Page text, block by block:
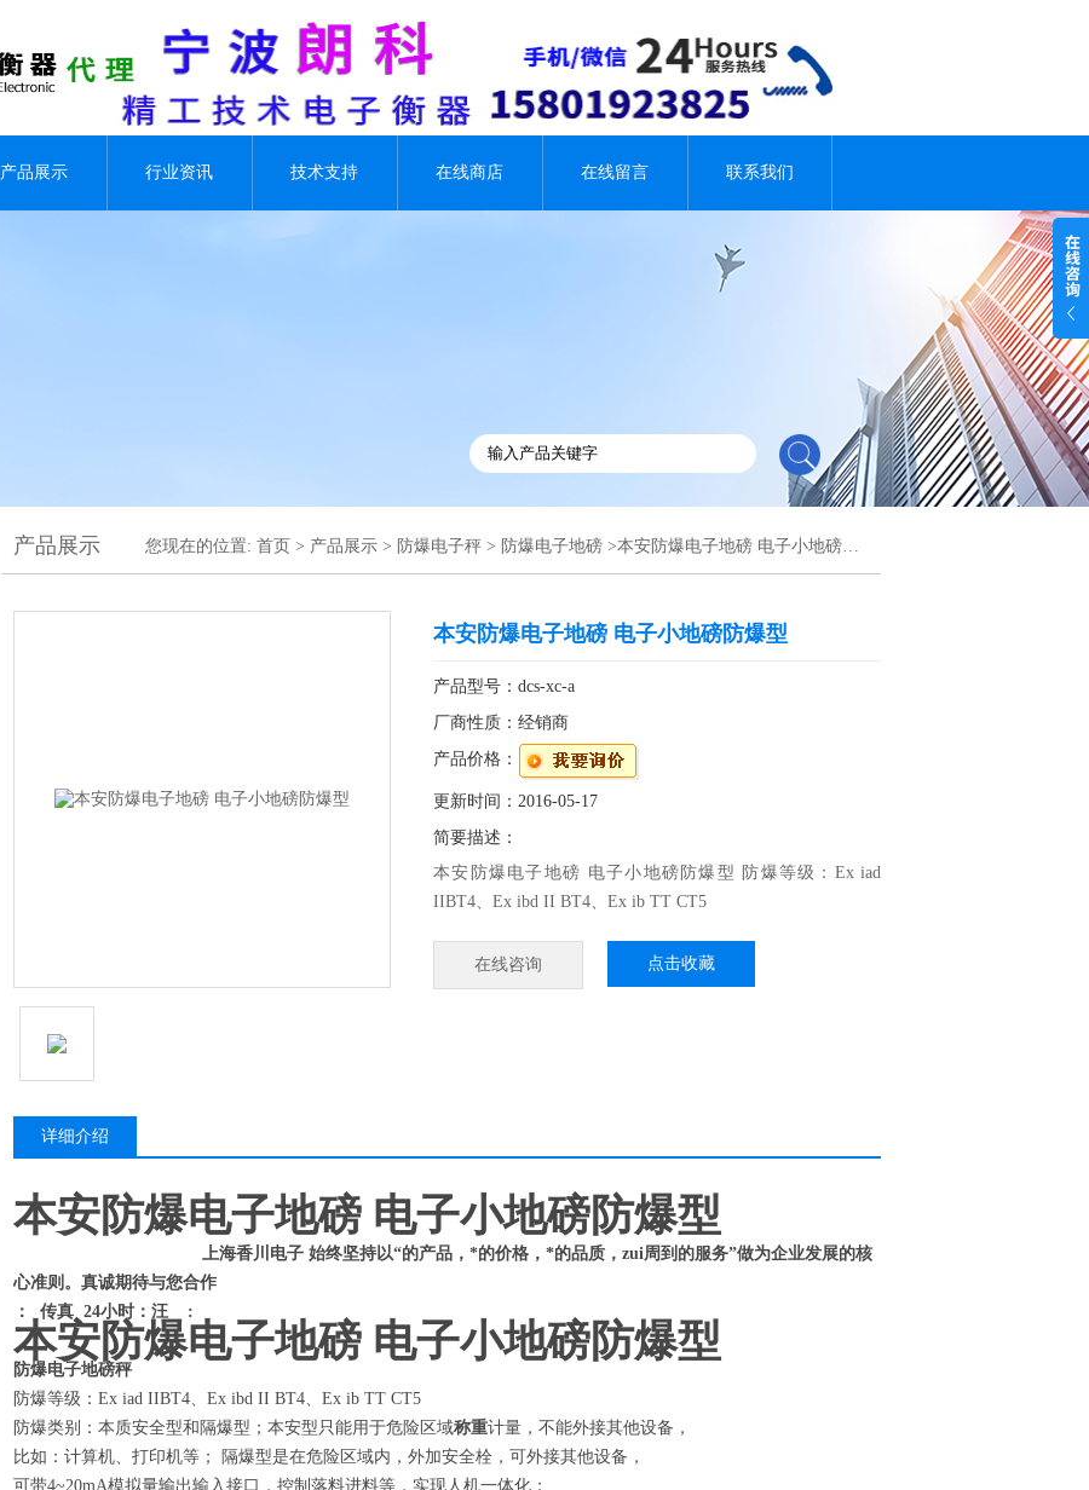
产品展示 行业资讯 技术支持 在线商店 在线留言 联系我们
产品展示 您现在的位置: 首页 > 产品展示 > 防爆电子秤 > 防爆电子地磅 >本安防爆电子地磅 电子小地磅防爆型
本安防爆电子地磅 电子小地磅防爆型
产品型号：dcs-xc-a
厂商性质：经销商
产品价格：
更新时间：2016-05-17
简要描述：
本安防爆电子地磅 电子小地磅防爆型 防爆等级：Ex iad
IIBT4、Ex ibd II BT4、Ex ib TT CT5
称重计量，不能外接其他设备，
在线咨询 点击收藏
详细介绍
本安防爆电子地磅 电子小地磅防爆型
上海香川电子 始终坚持以“的产品，*的价格，*的品质，zui周到的服务”做为企业发展的核
心准则。真诚期待与您合作
： 传真 24小时：汪 :
本安防爆电子地磅 电子小地磅防爆型
防爆电子地磅秤
防爆等级：Ex iad IIBT4、Ex ibd II BT4、Ex ib TT CT5
防爆类别：本质安全型和隔爆型；本安型只能用于危险区域称重计量，不能外接其他设备，
比如：计算机、打印机等； 隔爆型是在危险区域内，外加安全栓，可外接其他设备，
可带4~20mA模拟量输出输入接口，控制落料进料等，实现人机一体化；